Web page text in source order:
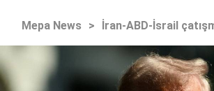
Mepa News > İran-ABD-İsrail